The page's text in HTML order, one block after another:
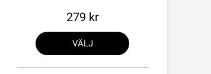
279
VÄLJ